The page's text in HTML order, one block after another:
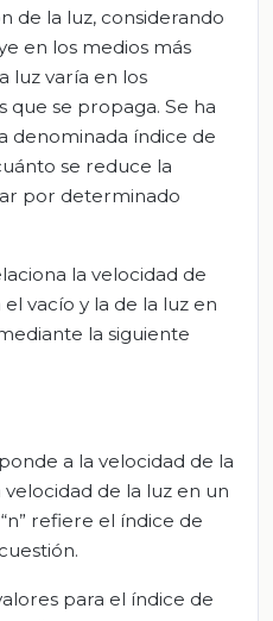
de la luz, considerando
en los medios más
luz varía en los
que se propaga. Se ha
denominada índice de
se reduce la
por determinado
la velocidad de
vacío y la de la luz en
la siguiente
a la velocidad de la
velocidad de la luz en un
refiere el índice de
para el índice de